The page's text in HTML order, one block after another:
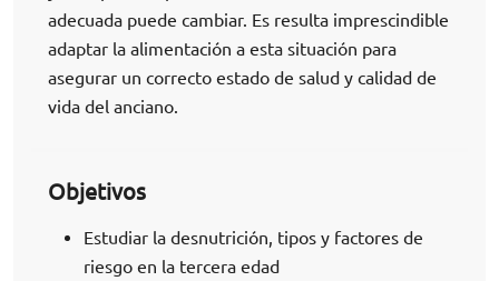
adecuada puede cambiar. Es resulta imprescindible
adaptar la alimentación a esta situación para
asegurar un correcto estado de salud y calidad de
vida del anciano.
Objetivos
Estudiar la desnutrición, tipos y factores de
riesgo en la tercera edad